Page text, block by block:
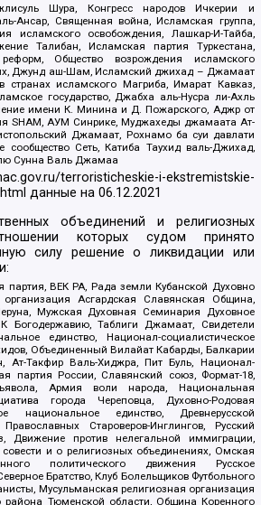
Шура, Конгресс народов Ичкерии и
Ансар, Священная война, Исламская группа,
исламского освобождения, Лашкар-И-Тайба,
Талибан, Исламская партия Туркестана,
Общество возрождения исламского
Джунд аш-Шам, Исламский джихад – Джамаат
странах исламского Магриба, Имарат Кавказ,
государство, Джабха аль-Нусра ли-Ахль
имени К. Минина и Д. Пожарского, Аджр от
SHAM, АУМ Синрике, Муджахеды джамаата Ат-
Джамаат, Рохнамо ба суи давлати
сообщество Сеть, Катиба Таухид валь-Джихад,
Сунна Валь Джамаа
terroristicheskie-i-ekstremistskie-
данные на06.12.2021
объединений и религиозных
которых судом принято
силу решение о ликвидации или
партия, ВЕК РА, Рада земли Кубанской Духовно
Асгардская Славянская Община,
Мужская Духовная Семинария Духовное
Богодержавию, Таблиги Джамаат, Свидетели
единство, Национал-социалистическое
Объединенный Вилайат Кабарды, Балкарии
Ат-Такфир Валь-Хиджра, Пит Буль, Национал-
партия России, Славянский союз, Формат-18,
Армия воли народа, Национальная
города Череповца, Духовно-Родовая
национальное единство, Древнерусской
Староверов-Инглингов, Русский
Движение против нелегальной иммиграции,
и о религиозных объединениях, Омская
политического движения Русское
Братство, Клуб Болельщиков Футбольного
Мусульманская религиозная организация
района Тюменской области, Община Коренного